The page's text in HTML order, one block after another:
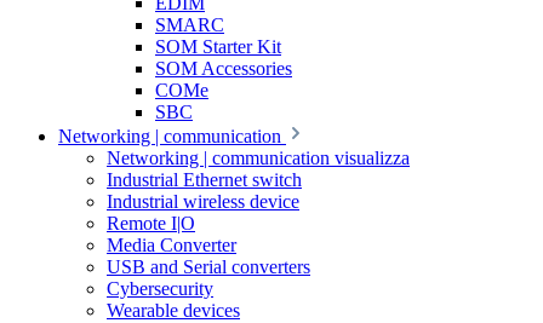
SMARC
SOM Starter Kit
SOM Accessories
COMe
SBC
Networking | communication
Networking | communication visualizza
Industrial Ethernet switch
Industrial wireless device
Remote I|O
Media Converter
USB and Serial converters
Cybersecurity
Wearable devices